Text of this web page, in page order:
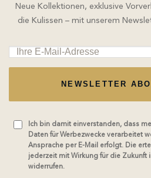
Neue Kollektionen, exklusive
die Kulissen – mit unserem
NEWSLETTER
Ich bin damit einverstanden, dass
Daten für Werbezwecke verarbeitet
Ansprache per E-Mail erfolgt. Die
jederzeit mit Wirkung für die Zukunft
widerrufen.